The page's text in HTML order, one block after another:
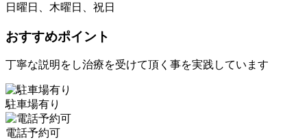
日曜日、木曜日、祝日
おすすめポイント
丁寧な説明をし治療を受けて頂く事を実践しています
駐車場有り
電話予約可